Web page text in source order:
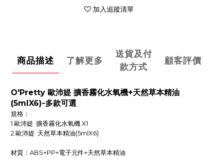
加入追蹤清單
商品描述 了解更多
送貨及付
款方式
顧客評價
O'Pretty 歐沛媞 擴香霧化水氧機+天然草本精油
(5mlX6)-多款可選
規格：
1.歐沛媞 擴香霧化水氧機 X1
2.歐沛媞 天然草本精油(5mlX6)
材質：ABS+PP+電子元件+天然草本精油